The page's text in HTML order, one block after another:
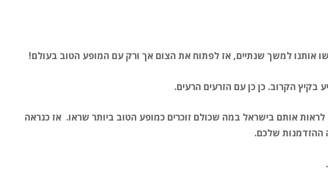
אותנו למשך שנתיים, אז לפתוח את הצום אך ורק עם המופע הטוב בעולם!
בקיץ הקרוב. כן כן עם הזרעים הרעים.
לראות אותם בישראל במה שכולם זוכרים כמופע הטוב ביותר שראו. אז כנראה
ההזדמנות שלכם.